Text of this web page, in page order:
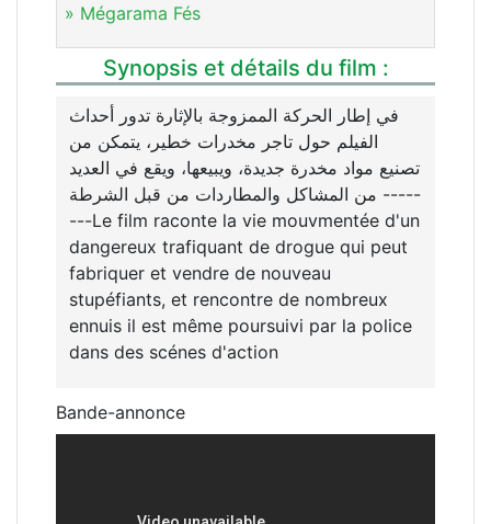
» Mégarama Fés
Synopsis et détails du film :
في إطار الحركة الممزوجة بالإثارة تدور أحداث
الفيلم حول تاجر مخدرات خطير، يتمكن من
تصنيع مواد مخدرة جديدة، ويبيعها، ويقع في العديد
من المشاكل والمطاردات من قبل الشرطة -----
---Le film raconte la vie mouvmentée d'un
dangereux trafiquant de drogue qui peut
fabriquer et vendre de nouveau
stupéfiants, et rencontre de nombreux
ennuis il est même poursuivi par la police
dans des scénes d'action
Bande-annonce